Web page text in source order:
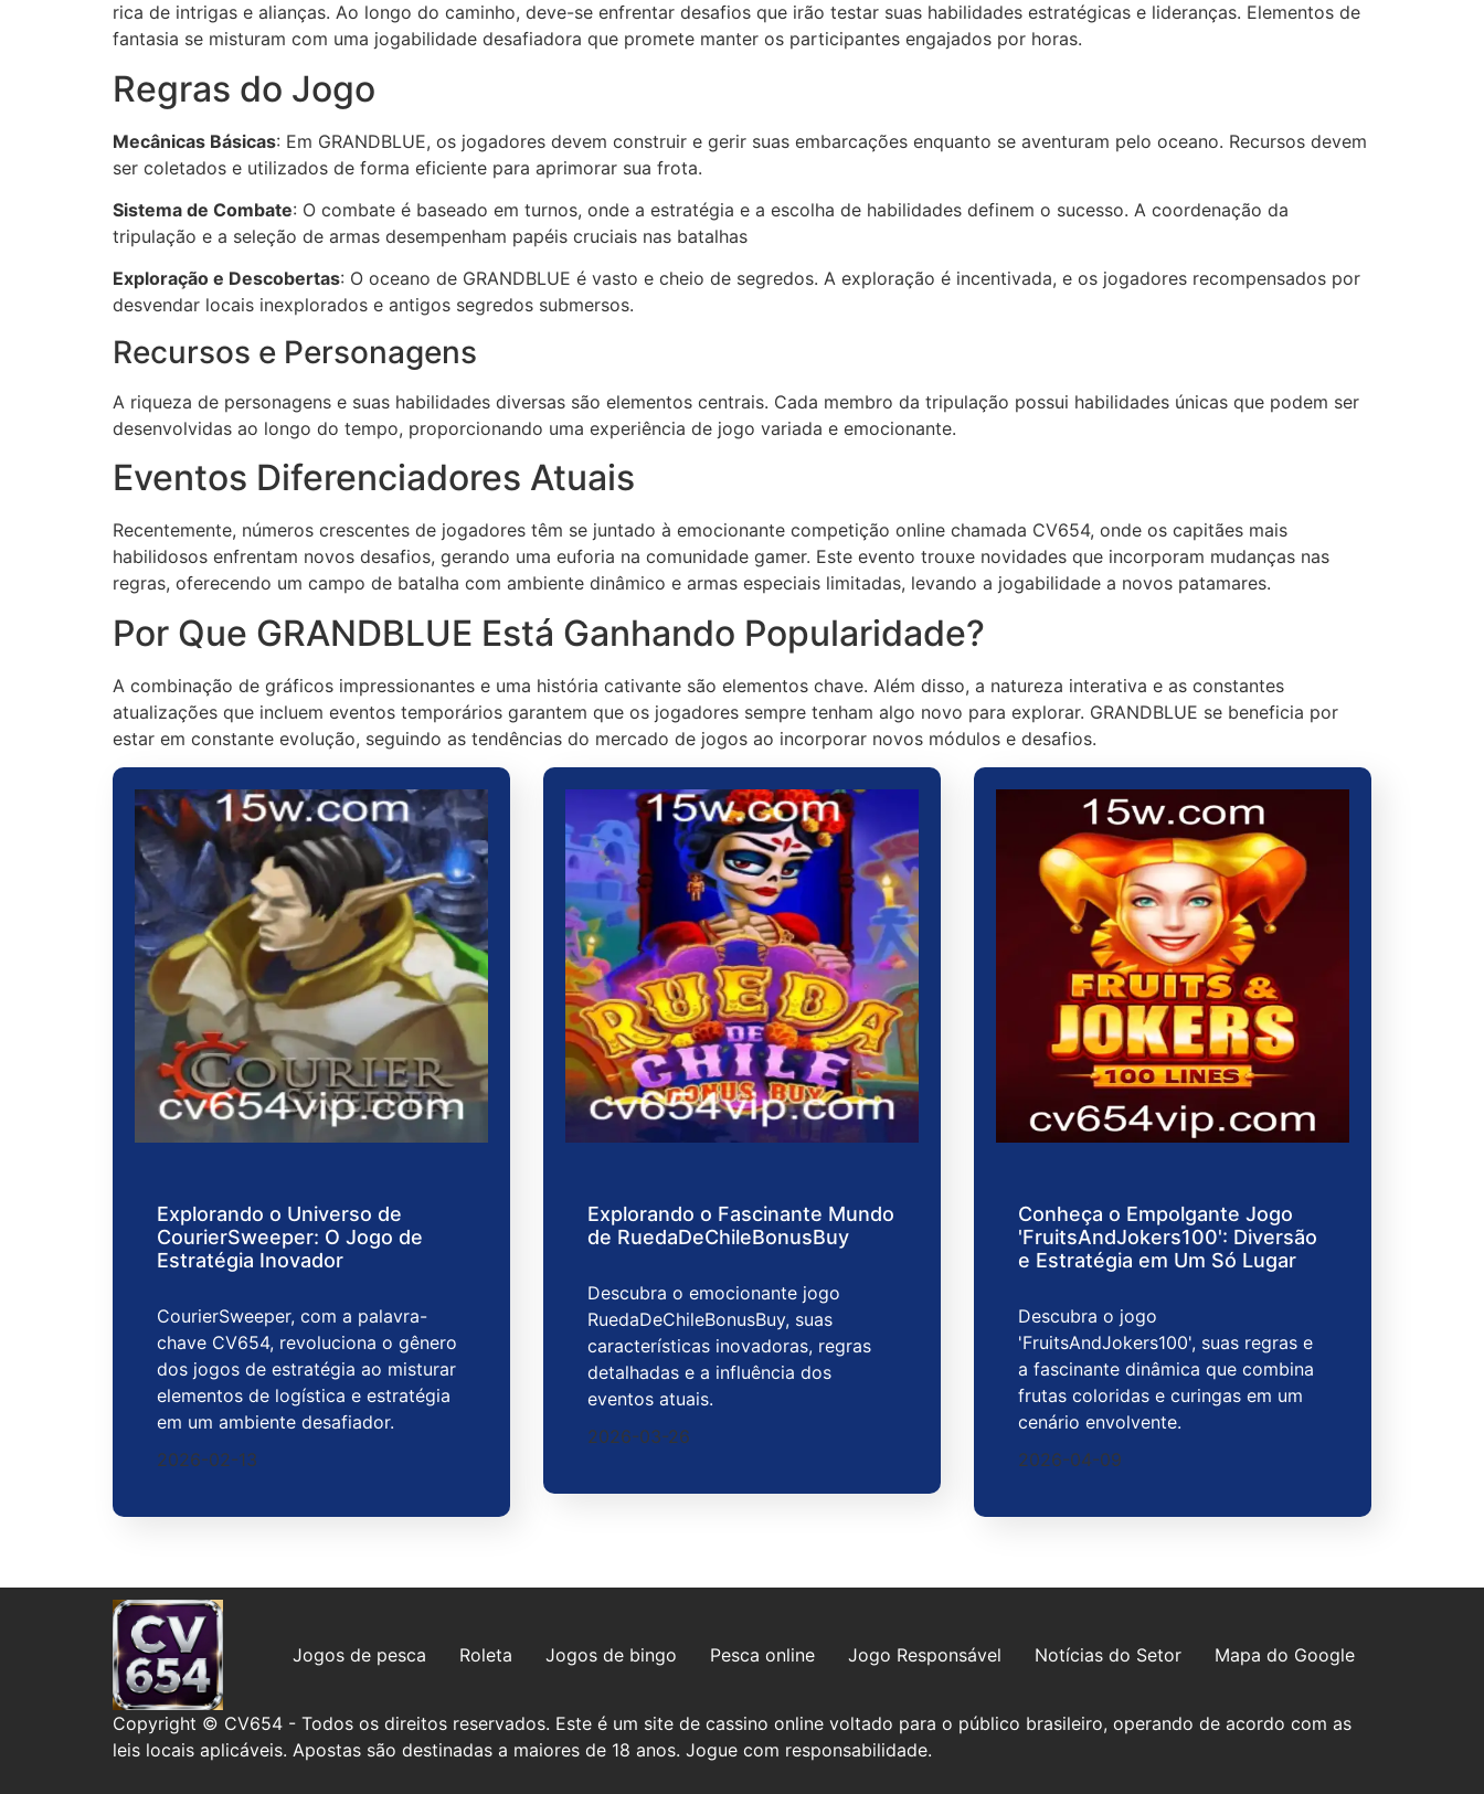
rica de intrigas e alianças. Ao longo do caminho, deve-se enfrentar desafios que irão testar suas habilidades estratégicas e lideranças. Elementos de
fantasia se misturam com uma jogabilidade desafiadora que promete manter os participantes engajados por horas.
Regras do Jogo
Mecânicas Básicas: Em GRANDBLUE, os jogadores devem construir e gerir suas embarcações enquanto se aventuram pelo oceano. Recursos devem
ser coletados e utilizados de forma eficiente para aprimorar sua frota.
Sistema de Combate: O combate é baseado em turnos, onde a estratégia e a escolha de habilidades definem o sucesso. A coordenação da
tripulação e a seleção de armas desempenham papéis cruciais nas batalhas
Exploração e Descobertas: O oceano de GRANDBLUE é vasto e cheio de segredos. A exploração é incentivada, e os jogadores recompensados por
desvendar locais inexplorados e antigos segredos submersos.
Recursos e Personagens
A riqueza de personagens e suas habilidades diversas são elementos centrais. Cada membro da tripulação possui habilidades únicas que podem ser
desenvolvidas ao longo do tempo, proporcionando uma experiência de jogo variada e emocionante.
Eventos Diferenciadores Atuais
Recentemente, números crescentes de jogadores têm se juntado à emocionante competição online chamada CV654, onde os capitães mais
habilidosos enfrentam novos desafios, gerando uma euforia na comunidade gamer. Este evento trouxe novidades que incorporam mudanças nas
regras, oferecendo um campo de batalha com ambiente dinâmico e armas especiais limitadas, levando a jogabilidade a novos patamares.
Por Que GRANDBLUE Está Ganhando Popularidade?
A combinação de gráficos impressionantes e uma história cativante são elementos chave. Além disso, a natureza interativa e as constantes
atualizações que incluem eventos temporários garantem que os jogadores sempre tenham algo novo para explorar. GRANDBLUE se beneficia por
estar em constante evolução, seguindo as tendências do mercado de jogos ao incorporar novos módulos e desafios.
Explorando o Universo de
CourierSweeper: O Jogo de
Estratégia Inovador
CourierSweeper, com a palavra-
chave CV654, revoluciona o gênero
dos jogos de estratégia ao misturar
elementos de logística e estratégia
em um ambiente desafiador.
2026-02-13
Explorando o Fascinante Mundo
de RuedaDeChileBonusBuy
Descubra o emocionante jogo
RuedaDeChileBonusBuy, suas
características inovadoras, regras
detalhadas e a influência dos
eventos atuais.
2026-03-26
Conheça o Empolgante Jogo
'FruitsAndJokers100': Diversão
e Estratégia em Um Só Lugar
Descubra o jogo
'FruitsAndJokers100', suas regras e
a fascinante dinâmica que combina
frutas coloridas e curingas em um
cenário envolvente.
2026-04-09
Jogos de pesca Roleta Jogos de bingo Pesca online Jogo Responsável Notícias do Setor Mapa do Google
Copyright © CV654 - Todos os direitos reservados. Este é um site de cassino online voltado para o público brasileiro, operando de acordo com as
leis locais aplicáveis. Apostas são destinadas a maiores de 18 anos. Jogue com responsabilidade.